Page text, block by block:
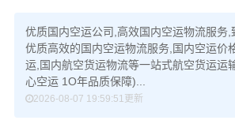
优质国内空运公司,高效国内空运物流服务,
优质高效的国内空运物流服务,国内空运价
运,国内航空货运物流等一站式航空货运运
心空运 1O年品质保障)...
2026-08-07 19:59:51更新